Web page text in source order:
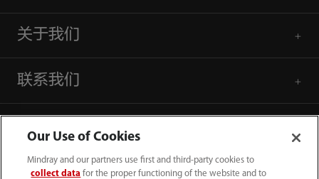
关于我们
联系我们
Our Use of Cookies
Mindray and our partners use first and third-party cookies to
collect data for the proper functioning of the website and to